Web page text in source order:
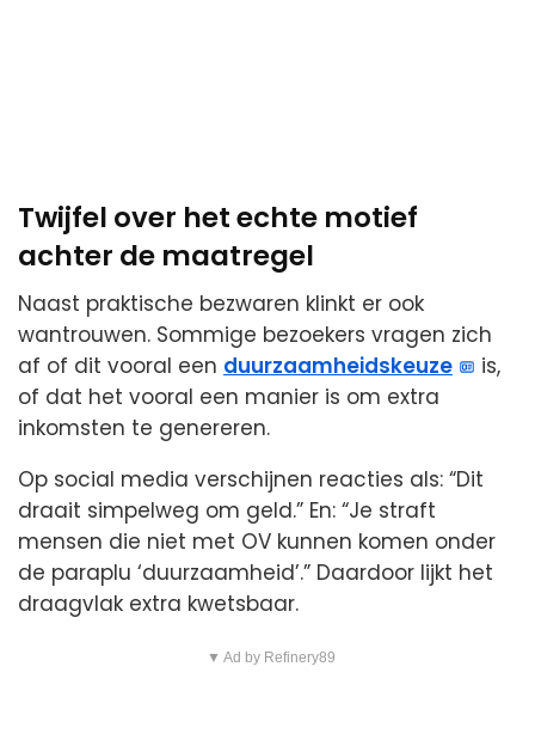
Twijfel over het echte motief
achter de maatregel
Naast praktische bezwaren klinkt er ook
wantrouwen. Sommige bezoekers vragen zich
af of dit vooral een duurzaamheidskeuze
is,
of dat het vooral een manier is om extra
inkomsten te genereren.
Op social media verschijnen reacties als: “Dit
draait simpelweg om geld.” En: “Je straft
mensen die niet met OV kunnen komen onder
de paraplu ‘duurzaamheid’.” Daardoor lijkt het
draagvlak extra kwetsbaar.
▼ Ad by Refinery89